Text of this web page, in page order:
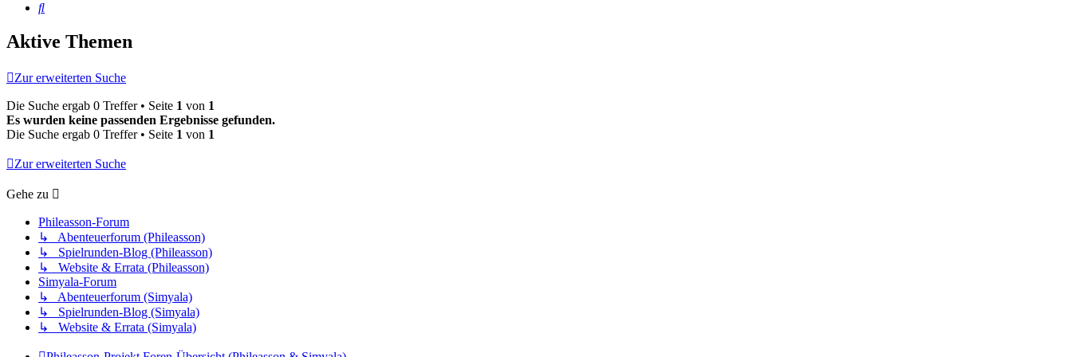
Suche
Aktive Themen
Zur erweiterten Suche
Die Suche ergab 0 Treffer • Seite 1 von 1
Es wurden keine passenden Ergebnisse gefunden.
Die Suche ergab 0 Treffer • Seite 1 von 1
Zur erweiterten Suche
Gehe zu
Phileasson-Forum
↳ Abenteuerforum (Phileasson)
↳ Spielrunden-Blog (Phileasson)
↳ Website & Errata (Phileasson)
Simyala-Forum
↳ Abenteuerforum (Simyala)
↳ Spielrunden-Blog (Simyala)
↳ Website & Errata (Simyala)